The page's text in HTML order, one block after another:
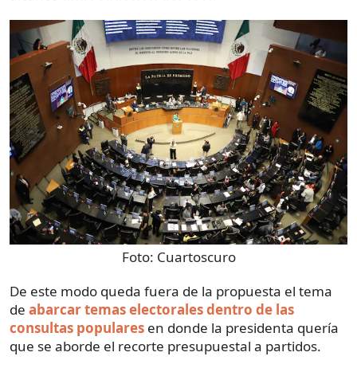
Foto: Cuartoscuro
De este modo queda fuera de la propuesta el tema
de abarcar temas electorales dentro de las
consultas populares en donde la presidenta quería
que se aborde el recorte presupuestal a partidos.